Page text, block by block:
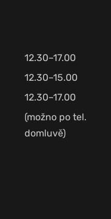
12.30–17.00
12.30–15.00
12.30–17.00
(možno po tel.
domluvě)